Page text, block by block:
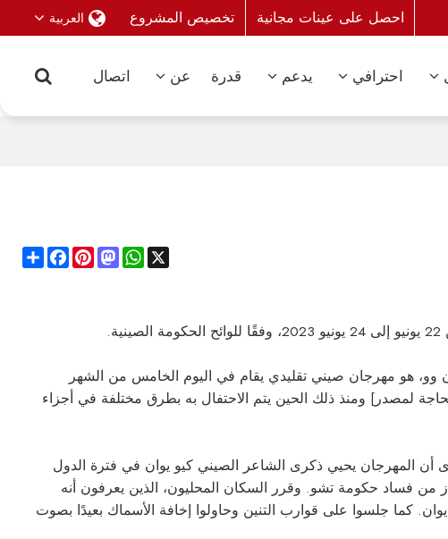
احصل على عينات مجانية تخصيص المشروع العربية
احترافي يدعم قدرة عن اتصال
Share
Facebook
Pinterest
Mastodon
WhatsApp
X
وو، هو مهرجان صيني تقليدي يقام في اليوم الخامس من الشهر
لمصدر] ومنذ ذلك الحين يتم الاحتفال به بطرق مختلفة في أجزاء
أن المهرجان يحيي ذكرى الشاعر الصيني كيو يوان في فترة الدول
من فساد حكومة تشو. وقرر السكان المحليون، الذين يعرفون أنه
كما جلسوا على قوارب التنين وحاولوا إخافة الأسماك بعيدًا بصوت